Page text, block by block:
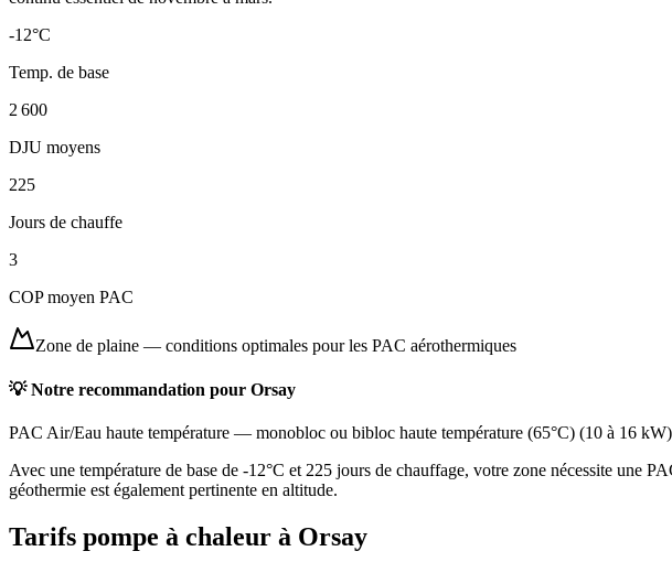
-12°C
Temp. de base
2 600
DJU moyens
225
Jours de chauffe
3
COP moyen PAC
Zone de plaine — conditions optimales pour les PAC aérothermiques
💡 Notre recommandation pour Orsay
PAC Air/Eau haute température — monobloc ou bibloc haute température (65°C) (10 à 16 kW)
Avec une température de base de -12°C et 225 jours de chauffage, votre zone nécessite une
géothermie est également pertinente en altitude.
Tarifs pompe à chaleur à Orsay